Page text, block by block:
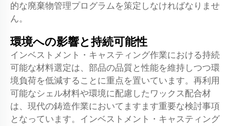
的な廃棄物管理プログラムを策定しなければなりませ
ん。
環境への影響と持続可能性
インベストメント・キャスティング作業における持続
可能な材料選定は、部品の品質と性能を維持しつつ環
境負荷を低減することに重点を置いています。再利用
可能なシェル材料や環境に配慮したワックス配合材
は、現代の鋳造作業においてますます重要な検討事項
となっています。インベストメント・キャスティング